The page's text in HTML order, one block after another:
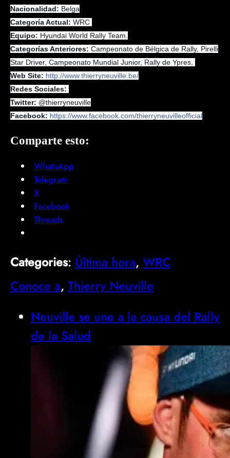
Nacionalidad: Belga
Categoría Actual: WRC
Equipo: Hyundai World Rally Team.
Categorías Anteriores: Campeonato de Bélgica de Rally, Pirelli
Star Driver, Campeonato Mundial Junior, Rally de Ypres,
Web Site: http://www.thierryneuville.be/
Redes Sociales:
Twitter: @thierryneuville
Facebook: https://www.facebook.com/thierryneuvilleofficial
Comparte esto:
WhatsApp
Telegram
X
Facebook
Threads
Categories: Última hora, WRC
Conoce a, Thierry Neuville
Neuville se une a la causa del Rally
de la Salud